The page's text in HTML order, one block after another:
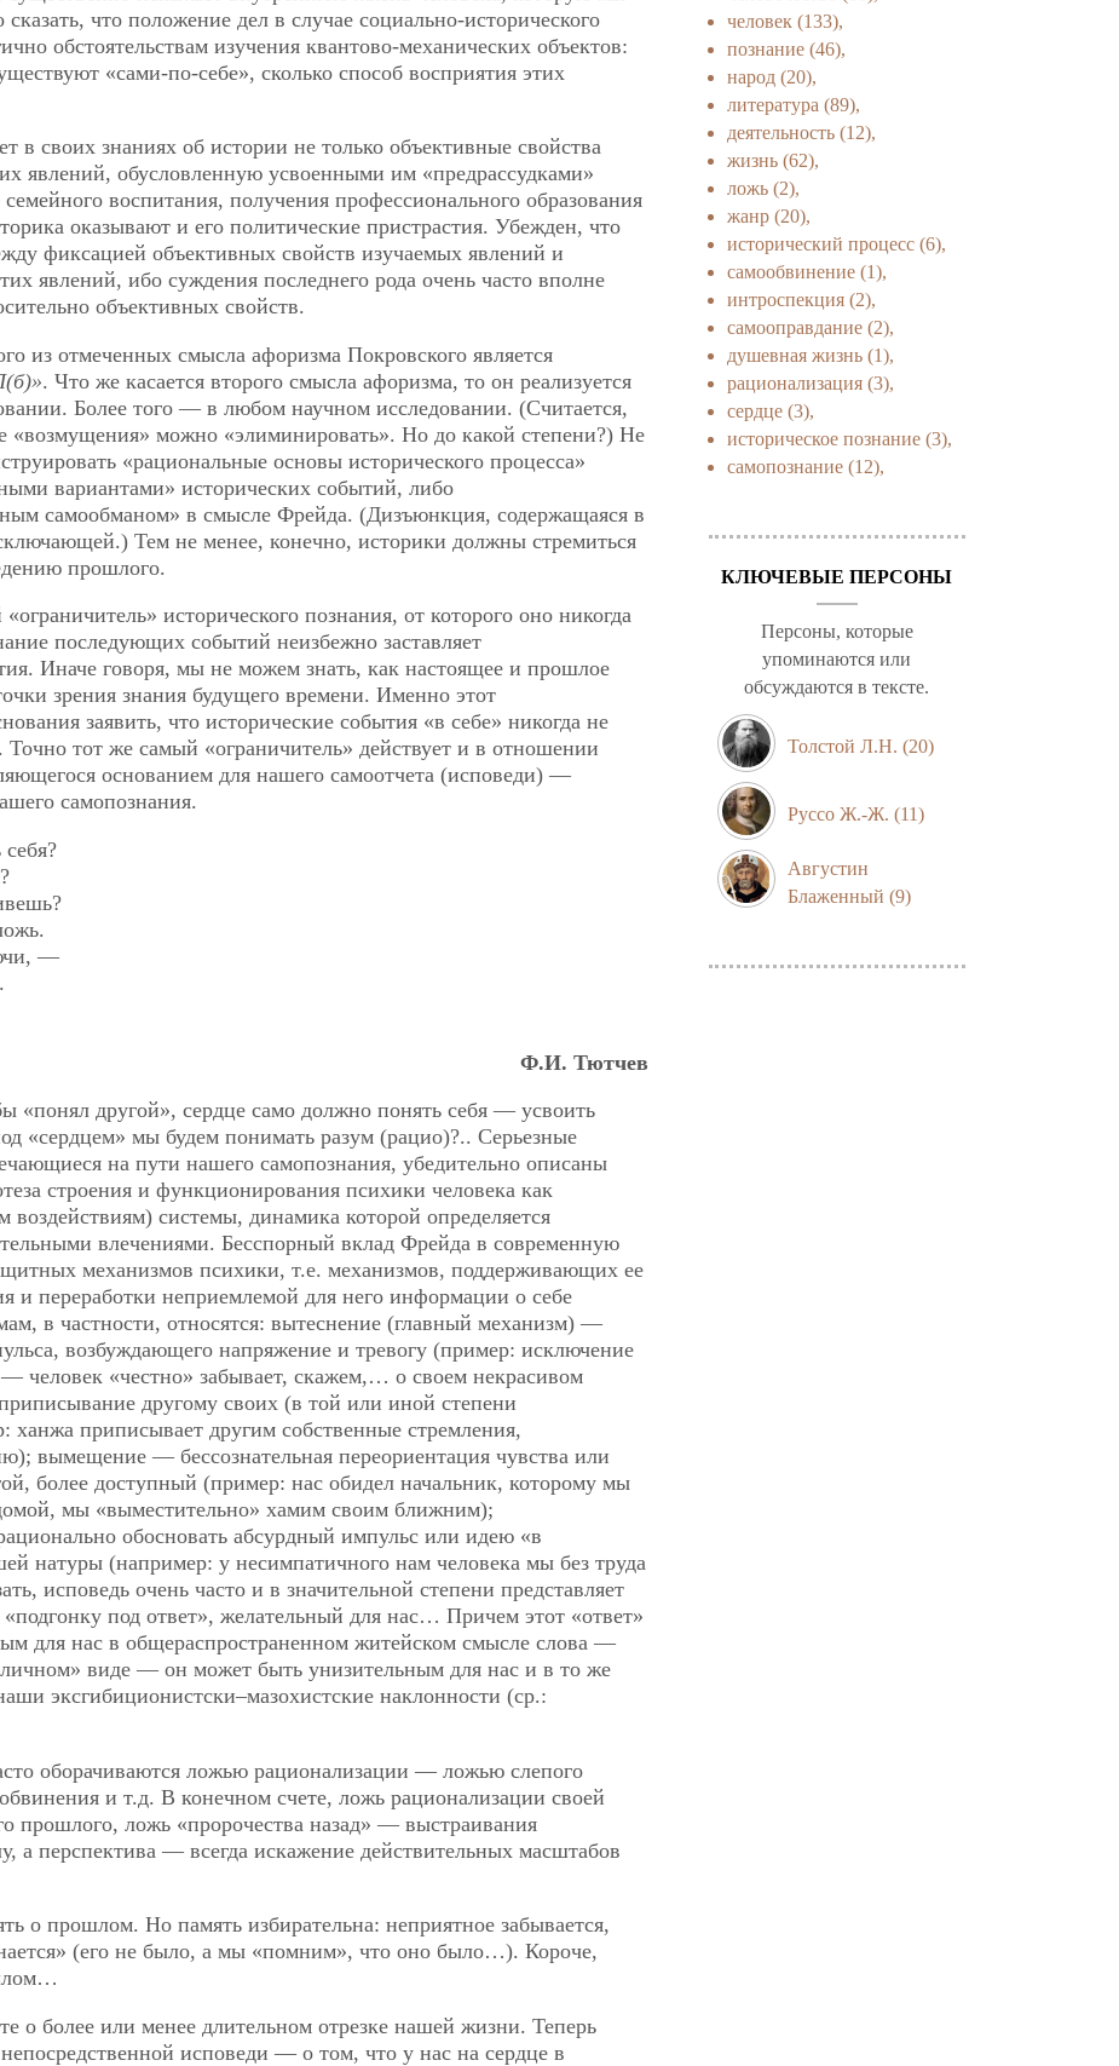
что положение дел в случае социально-исторического
обстоятельствам изучения квантово-механических объектов:
«сами-по-себе», сколько способ восприятия этих
в своих знаниях об истории не только объективные свойства
явлений, обусловленную усвоенными им «предрассудками»
воспитания, получения профессионального образования
оказывают и его политические пристрастия. Убежден, что
фиксацией объективных свойств изучаемых явлений и
явлений, ибо суждения последнего рода очень часто вполне
объективных свойств.
из отмеченных смысла афоризма Покровского является
. Что же касается второго смысла афоризма, то он реализуется
Более того — в любом научном исследовании. (Считается,
«возмущения» можно «элиминировать». Но до какой степени?) Не
«рациональные основы исторического процесса»
вариантами» исторических событий, либо
самообманом» в смысле Фрейда. (Дизъюнкция, содержащаяся в
Тем не менее, конечно, историки должны стремиться
прошлого.
исторического познания, от которого оно никогда
последующих событий неизбежно заставляет
Иначе говоря, мы не можем знать, как настоящее и прошлое
зрения знания будущего времени. Именно этот
заявить, что исторические события «в себе» никогда не
тот же самый «ограничитель» действует и в отношении
основанием для нашего самоотчета (исповеди) —
самопознания.
—
Ф.И. Тютчев
«понял другой», сердце само должно понять себя — усвоить
«сердцем» мы будем понимать разум (рацио)?.. Серьезные
на пути нашего самопознания, убедительно описаны
строения и функционирования психики человека как
системы, динамика которой определяется
влечениями. Бесспорный вклад Фрейда в современную
механизмов психики, т.е. механизмов, поддерживающих ее
и переработки неприемлемой для него информации о себе
в частности, относятся: вытеснение (главный механизм) —
возбуждающего напряжение и тревогу (пример: исключение
человек «честно» забывает, скажем,… о своем некрасивом
другому своих (в той или иной степени
приписывает другим собственные стремления,
вымещение — бессознательная переориентация чувства или
более доступный (пример: нас обидел начальник, которому мы
мы «выместительно» хамим своим ближним);
обосновать абсурдный импульс или идею «в
натуры (например: у несимпатичного нам человека мы без труда
исповедь очень часто и в значительной степени представляет
под ответ», желательный для нас… Причем этот «ответ»
для нас в общераспространенном житейском смысле слова —
виде — он может быть унизительным для нас и в то же
эксгибиционистски–мазохистские наклонности (ср.:
оборачиваются ложью рационализации — ложью слепого
и т.д. В конечном счете, ложь рационализации своей
прошлого, ложь «пророчества назад» — выстраивания
а перспектива — всегда искажение действительных масштабов
о прошлом. Но память избирательна: неприятное забывается,
(его не было, а мы «помним», что оно было…). Короче,
о более или менее длительном отрезке нашей жизни. Теперь
исповеди — о том, что у нас на сердце в
человек (133),
познание (46),
народ (20),
литература (89),
деятельность (12),
жизнь (62),
ложь (2),
жанр (20),
исторический процесс (6),
самообвинение (1),
интроспекция (2),
самооправдание (2),
душевная жизнь (1),
рационализация (3),
сердце (3),
историческое познание (3),
самопознание (12),
КЛЮЧЕВЫЕ ПЕРСОНЫ
Персоны, которые
упоминаются или
обсуждаются в тексте.
Толстой Л.Н. (20)
Руссо Ж.-Ж. (11)
Августин
Блаженный (9)